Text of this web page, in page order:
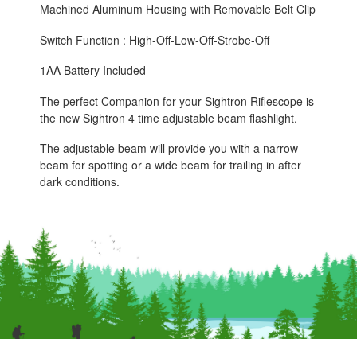
Machined Aluminum Housing with Removable Belt Clip
Switch Function : High-Off-Low-Off-Strobe-Off
1AA Battery Included
The perfect Companion for your Sightron Riflescope is
the new Sightron 4 time adjustable beam flashlight.
The adjustable beam will provide you with a narrow
beam for spotting or a wide beam for trailing in after
dark conditions.